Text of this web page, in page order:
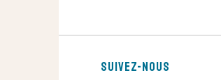
Suivez-nous